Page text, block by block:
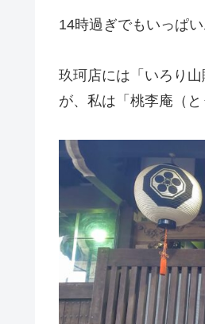
14時過ぎでもいっぱ
玖珂店には「いろり
が、私は「桃李庵（と